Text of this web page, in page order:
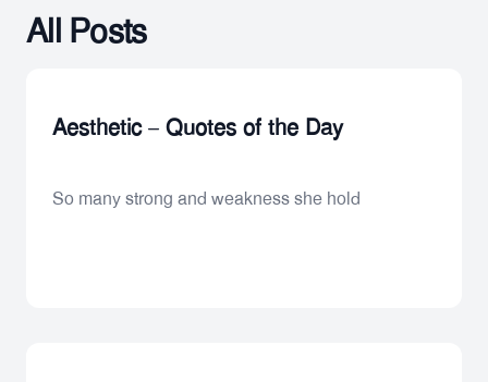
All Posts
Aesthetic – Quotes of the Day
So many strong and weakness she hold